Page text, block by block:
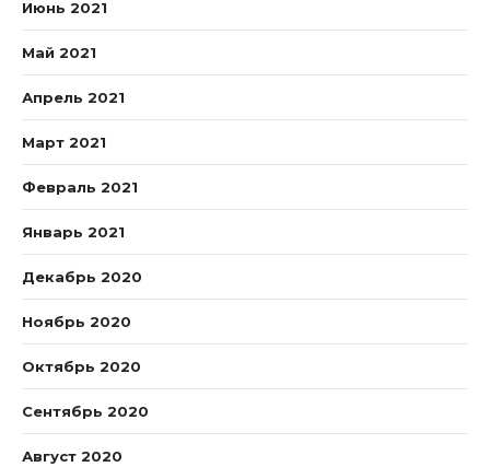
Июнь 2021
Май 2021
Апрель 2021
Март 2021
Февраль 2021
Январь 2021
Декабрь 2020
Ноябрь 2020
Октябрь 2020
Сентябрь 2020
Август 2020